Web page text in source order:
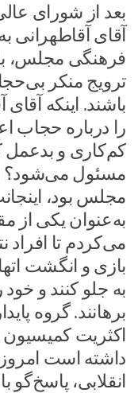
بعد از شورای
آقای آقاطهرانی
فرهنگی مجلس،
ترویج منکر
باشند. اینکه
را درباره حجاب
کم‌کاری و بدعمل
مسئول می‌شود؟
مجلس بود،
به‌عنوان یکی از
می‌کردم تا افراد
بازی و انگشت
به جلو کنند و
برهانند. گروه
اکثریت کمیسیون
داشته است امروز
انقلابی، پاسخ‌گو